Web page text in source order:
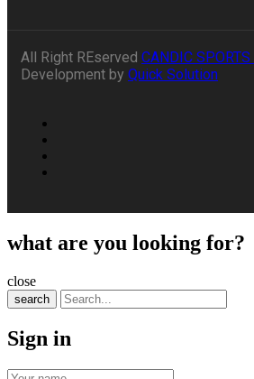
All Right REserved CANDIC SPORTS
Development by Quick Solution
what are you looking for?
close
search
Sign in